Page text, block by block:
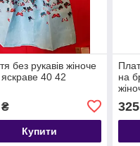
без рукавів жіноче
яскраве 40 42
Купити
на
325